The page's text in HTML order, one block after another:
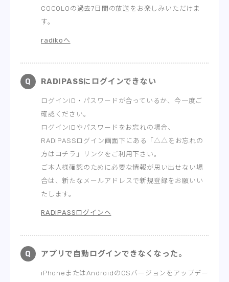
COCOLOの過去7日間の放送をお楽しみいただけま
す。
radikoへ
RADIPASSにログインできない
ログインID・パスワードが合っているか、今一度ご
確認ください。
ログインIDやパスワードをお忘れの場合、
RADIPASSログイン画面下にある「△△をお忘れの
方はコチラ」リンクをご利用下さい。
ご本人様確認のために必要な情報が思い出せない場
合は、新たなメールアドレスで新規登録をお願いい
たします。
RADIPASSログインへ
アプリで自動ログインできなくなった。
iPhoneまたはAndroidのOSバージョンをアップデー